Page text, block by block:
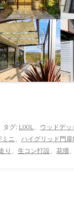
| タグ: LIXIL、 ウッドデッ
ミニ、 ハイグリッド門扉
り 、 生コン打設、 花壇、